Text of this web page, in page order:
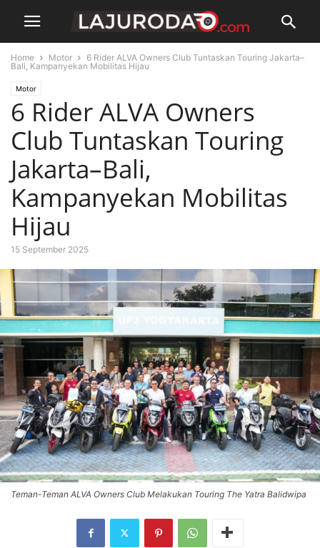
Home Motor
6 Rider ALVA Owners Club Tuntaskan Touring Jakarta–
Bali, Kampanyekan Mobilitas Hijau
Motor
6 Rider ALVA Owners
Club Tuntaskan Touring
Jakarta–Bali,
Kampanyekan Mobilitas
Hijau
15 September 2025
Teman-Teman ALVA Owners Club Melakukan Touring The Yatra Balidwipa